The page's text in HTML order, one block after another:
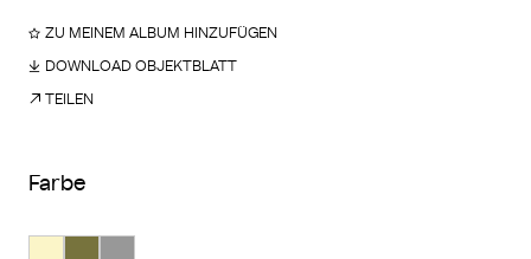
ZU MEINEM ALBUM HINZUFÜGEN
DOWNLOAD OBJEKTBLATT
TEILEN
Farbe